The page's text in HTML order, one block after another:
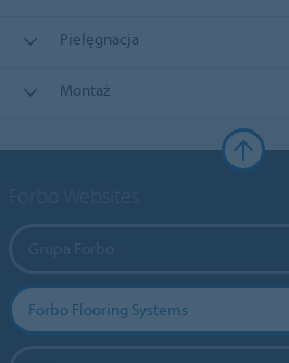
Pielęgnacja
Montaż
Forbo Flooring Systems